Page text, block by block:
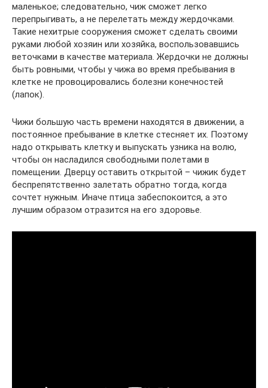
маленькое; следовательно, чиж сможет легко
перепрыгивать, а не перелетать между жердочками.
Такие нехитрые сооружения сможет сделать своими
руками любой хозяин или хозяйка, воспользовавшись
веточками в качестве материала. Жердочки не должны
быть ровными, чтобы у чижа во время пребывания в
клетке не провоцировались болезни конечностей
(лапок).
Чижи большую часть времени находятся в движении, а
постоянное пребывание в клетке стесняет их. Поэтому
надо открывать клетку и выпускать узника на волю,
чтобы он насладился свободными полетами в
помещении. Дверцу оставить открытой – чижик будет
беспрепятственно залетать обратно тогда, когда
сочтет нужным. Иначе птица забеспокоится, а это
лучшим образом отразится на его здоровье.